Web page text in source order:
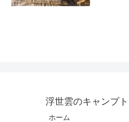
浮世雲のキャンプ
ホーム